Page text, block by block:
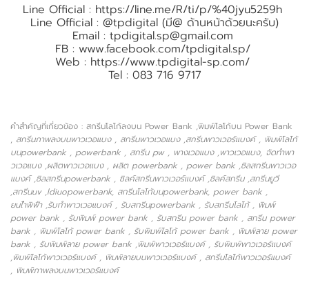
Line Official : https://line.me/R/ti/p/%40jyu5259h
Line Official : @tpdigital (มี@ ด้านหน้าด้วยนะครับ)
Email : tpdigital.sp@gmail.com
FB : www.facebook.com/tpdigital.sp/
Web : https://www.tpdigital-sp.com/
Tel : 083 716 9717
คำสำคัญที่เกี่ยวข้อง : สกรีนโลโก้ลงบน Power Bank ,พิมพ์โลโก้บน Power Bank
, สกรีนภาพลงบนพาวเวอแบง , สกรีนพาวเวอแบง ,สกรีนพาวเวอร์แบงค์ , พิมพ์โลโก้
บนpowerbank , powerbank , สกรีน pw , พางเวอแบง ,พาวเวอแบง, จัดทำพา
วเวอแบง ,ผลิตพาวเวอแบง , ผลิต powerbank , power bank ,ซิลสกรีนพาวเวอ
แบงค์ ,ซิลสกรีนpowerbank , ซิลค์สกรีนพาวเวอร์แบงค์ ,ซิลค์สกรีน ,สกรีนยูวี
,สกรีนuv ,ldiuopowerbank, สกรีนโลโก้บนpowerbank, power bank ,
ยนไำพิฟืา ,รับทำพาวเวอแบงค์ , รับสกรีนpowerbank , รับสกรีนโลโก้ , พิมพ์
power bank , รับพิมพ์ power bank , รับสกรีน power bank , สกรีน power
bank , พิมพ์โลโก้ power bank , รับพิมพ์โลโก้ power bank , พิมพ์ลาย power
bank , รับพิมพ์ลาย power bank ,พิมพ์พาวเวอร์แบงค์ , รับพิมพ์พาวเวอร์แบงค์
,พิมพ์โลโก้พาวเวอร์แบงค์ , พิมพ์ลายบนพาวเวอร์แบงค์ , สกรีนโลโก้พาวเวอร์แบงค์
, พิมพ์ภาพลงบนพาวเวอร์แบงค์